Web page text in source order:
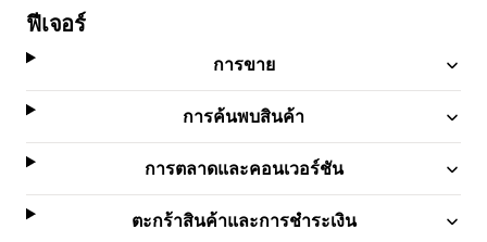
ฟีเจอร์
การขาย
การค้นพบสินค้า
การตลาดและคอนเวอร์ชัน
ตะกร้าสินค้าและการชำระเงิน